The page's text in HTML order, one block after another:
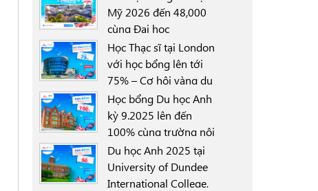
Sydney Campus với
học bổng 30%
Mỹ 2026 đến 48,000
cùng Đại học
University of North
Texas (UNT)
Học Thạc sĩ tại London
với học bổng lên tới
75% – Cơ hội vàng du
học Anh 2025
Học bổng Du học Anh
kỳ 9.2025 lên đến
100% cùng trường nội
trú Worthgate School
Canterbury
Du học Anh 2025 tại
University of Dundee
International College,